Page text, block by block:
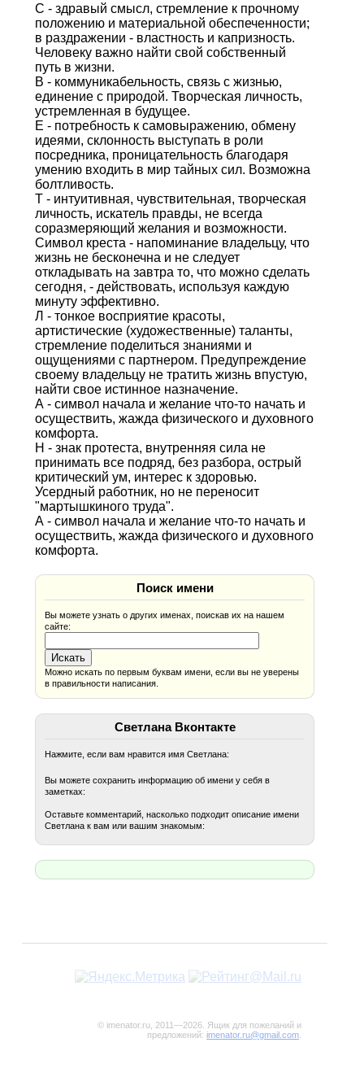
С - здравый смысл, стремление к прочному
положению и материальной обеспеченности;
в раздражении - властность и капризность.
Человеку важно найти свой собственный
путь в жизни.
В - коммуникабельность, связь с жизнью,
единение с природой. Творческая личность,
устремленная в будущее.
Е - потребность к самовыражению, обмену
идеями, склонность выступать в роли
посредника, проницательность благодаря
умению входить в мир тайных сил. Возможна
болтливость.
Т - интуитивная, чувствительная, творческая
личность, искатель правды, не всегда
соразмеряющий желания и возможности.
Символ креста - напоминание владельцу, что
жизнь не бесконечна и не следует
откладывать на завтра то, что можно сделать
сегодня, - действовать, используя каждую
минуту эффективно.
Л - тонкое восприятие красоты,
артистические (художественные) таланты,
стремление поделиться знаниями и
ощущениями с партнером. Предупреждение
своему владельцу не тратить жизнь впустую,
найти свое истинное назначение.
А - символ начала и желание что-то начать и
осуществить, жажда физического и духовного
комфорта.
Н - знак протеста, внутренняя сила не
принимать все подряд, без разбора, острый
критический ум, интерес к здоровью.
Усердный работник, но не переносит
"мартышкиного труда".
А - символ начала и желание что-то начать и
осуществить, жажда физического и духовного
комфорта.
Поиск имени
Вы можете узнать о других именах, поискав их на нашем
сайте:
Можно искать по первым буквам имени, если вы не уверены
в правильности написания.
Светлана Вконтакте
Нажмите, если вам нравится имя Светлана:
Вы можете сохранить информацию об имени у себя в
заметках:
Оставьте комментарий, насколько подходит описание имени
Светлана к вам или вашим знакомым:
© imenator.ru, 2011—2026. Ящик для пожеланий и
предложений:imenator.ru@gmail.com